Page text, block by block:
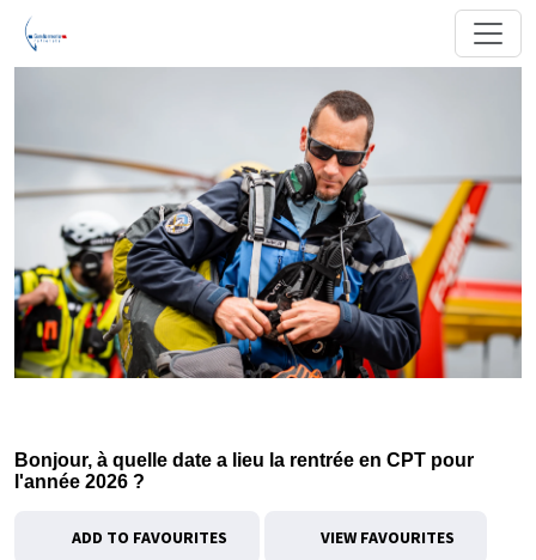
Bonjour, à quelle date a lieu la rentrée en CPT pour
l'année 2026 ?
ADD TO FAVOURITES VIEW FAVOURITES